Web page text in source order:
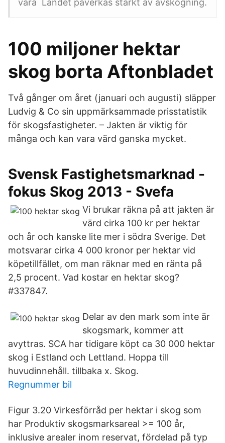
vara Landet påverkas starkt av avskogning.
100 miljoner hektar
skog borta Aftonbladet
Två gånger om året (januari och augusti) släpper
Ludvig & Co sin uppmärksammade prisstatistik
för skogsfastigheter. – Jakten är viktig för
många och kan vara värd ganska mycket.
Svensk Fastighetsmarknad -
fokus Skog 2013 - Svefa
Vi brukar räkna på att jakten är
värd cirka 100 kr per hektar
och år och kanske lite mer i södra Sverige. Det
motsvarar cirka 4 000 kronor per hektar vid
köpetillfället, om man räknar med en ränta på
2,5 procent. Vad kostar en hektar skog?
#337847.
Delar av den mark som inte är
skogsmark, kommer att
avyttras. SCA har tidigare köpt ca 30 000 hektar
skog i Estland och Lettland. Hoppa till
huvudinnehåll. tillbaka x. Skog.
Regnummer bil
Figur 3.20 Virkesförråd per hektar i skog som
har Produktiv skogsmarksareal >= 100 år,
inklusive arealer inom reservat, fördelad på typ